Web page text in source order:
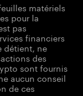
matériels
pour la
pas
financiers
détient, ne
des
sont fournis
aucun conseil
de ces